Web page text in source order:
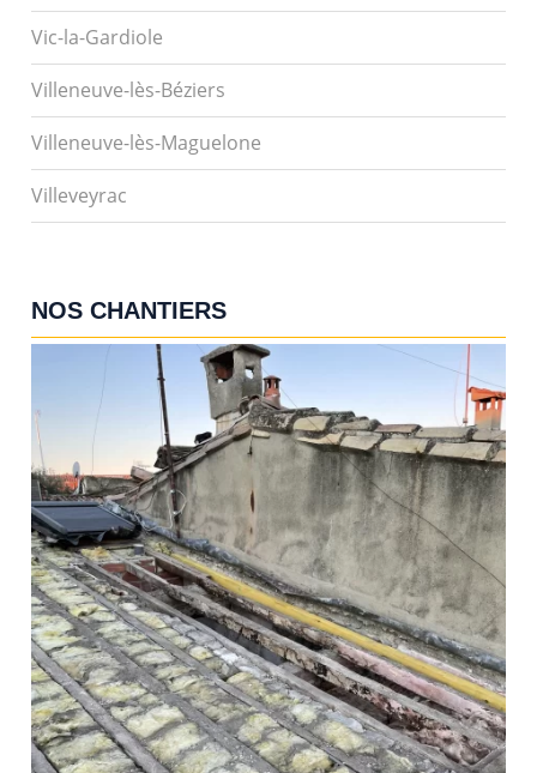
Vic-la-Gardiole
Villeneuve-lès-Béziers
Villeneuve-lès-Maguelone
Villeveyrac
NOS CHANTIERS